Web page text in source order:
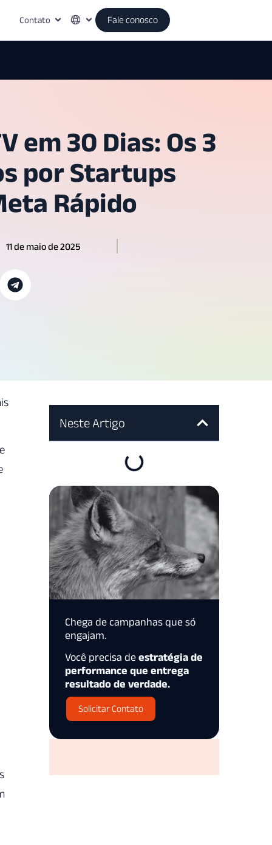
Contato Fale conosco
em 30 Dias: Os 3
por Startups
Rápido
11 de maio de 2025
Neste Artigo
Chega de campanhas que só
engajam.
Você precisa de estratégia de
performance que entrega
resultado de verdade.
Solicitar Contato